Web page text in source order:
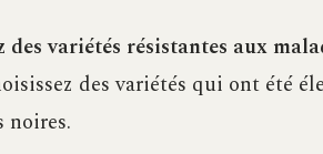
des variétés résistantes aux
des variétés qui ont été
noires.